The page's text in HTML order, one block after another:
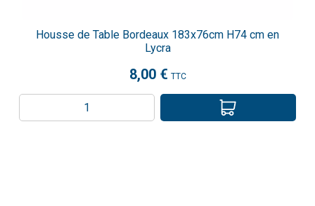
Housse de Table Bordeaux 183x76cm H74 cm en
Lycra
8,00 € TTC